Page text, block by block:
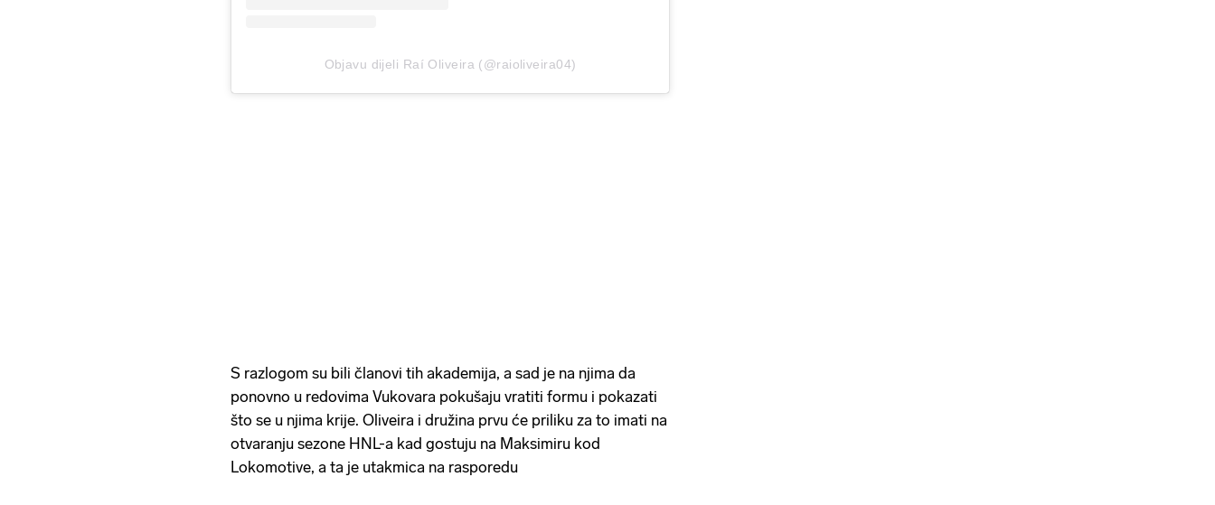
Objavu dijeli Raí Oliveira (@raioliveira04)
S razlogom su bili članovi tih akademija, a sad je na njima da
ponovno u redovima Vukovara pokušaju vratiti formu i pokazati
što se u njima krije. Oliveira i družina prvu će priliku za to imati na
otvaranju sezone HNL-a kad gostuju na Maksimiru kod
Lokomotive, a ta je utakmica na rasporedu